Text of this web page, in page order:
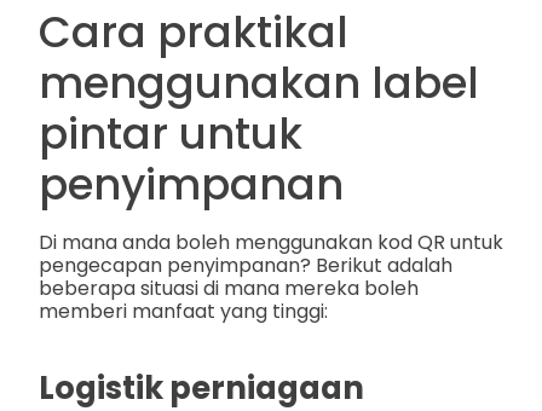
Cara praktikal
menggunakan label
pintar untuk
penyimpanan
Di mana anda boleh menggunakan kod QR untuk
pengecapan penyimpanan? Berikut adalah
beberapa situasi di mana mereka boleh
memberi manfaat yang tinggi:
Logistik perniagaan